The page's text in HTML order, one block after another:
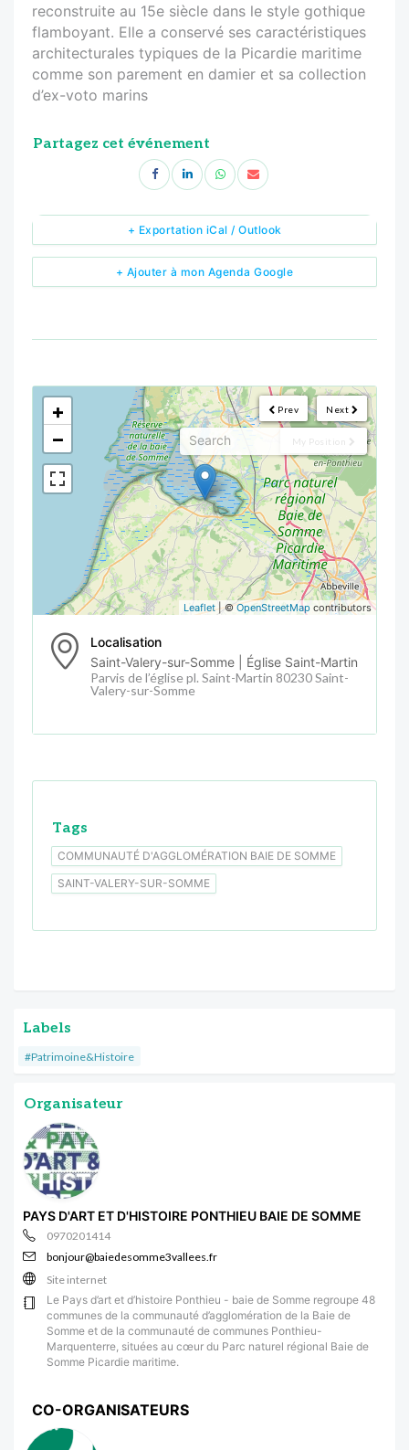
reconstruite au 15e siècle dans le style gothique
flamboyant. Elle a conservé ses caractéristiques
architecturales typiques de la Picardie maritime
comme son parement en damier et sa collection
d’ex-voto marins
Partagez cet événement
+ Ajouter à mon Agenda Google
+ Exportation iCal / Outlook
Next
Prev
My Position
<!---->
+
−
Leaflet| ©OpenStreetMap contributors
Localisation
Saint-Valery-sur-Somme | Église Saint-Martin
Parvis de l’église pl. Saint-Martin 80230 Saint-
Valery-sur-Somme
Tags
COMMUNAUTÉ D'AGGLOMÉRATION BAIE DE SOMME
SAINT-VALERY-SUR-SOMME
Labels
#Patrimoine&Histoire
Organisateur
PAYS D'ART ET D'HISTOIRE PONTHIEU BAIE DE SOMME
0970201414
bonjour@baiedesomme3vallees.fr
Site internet
Le Pays d’art et d’histoire Ponthieu - baie de Somme regroupe 48
communes de la communauté d’agglomération de la Baie de
Somme et de la communauté de communes Ponthieu-
Marquenterre, situées au cœur du Parc naturel régional Baie de
Somme Picardie maritime.
CO-ORGANISATEURS